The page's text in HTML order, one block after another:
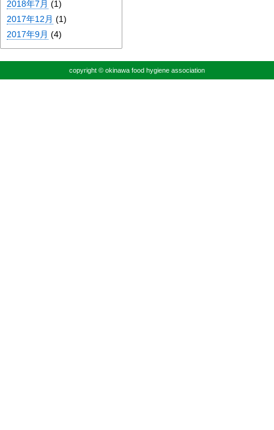
2018年7月 (1)
2017年12月 (1)
2017年9月 (4)
copyright © okinawa food hygiene association